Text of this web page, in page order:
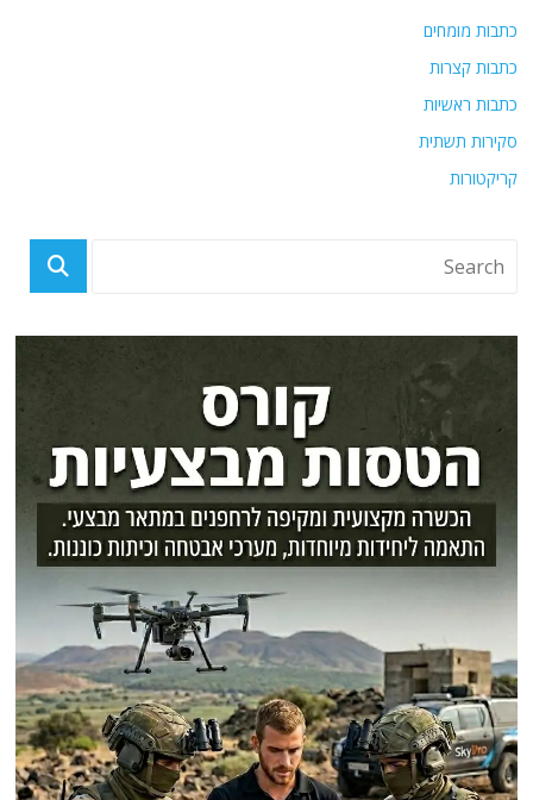
כתבות מומחים
כתבות קצרות
כתבות ראשיות
סקירות תשתית
קריקטורות